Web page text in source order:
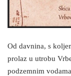
Od davnina, s
prolaz u utrobu
podzemnim